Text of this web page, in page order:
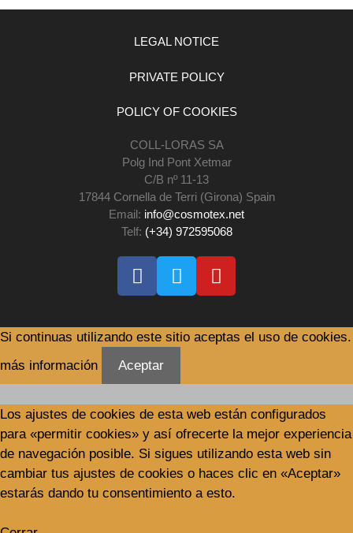
LEGAL NOTICE
PRIVATE POLICY
POLICY OF COOKIES
COLL-LORAS SA
Polg Ind Pont Xetmar
C/B nº 11-13
17844 Cornella de Terri (Girona) Spain
Email: info@cosmotex.net
Telf: (+34) 972595068
Si continuas utilizando este sitio aceptas el uso de cookies.
más información
Aceptar
Los ajustes de cookies de esta web están configurados
para «permitir cookies» y así ofrecerte la mejor experiencia
de navegación posible. Si sigues utilizando esta web sin
cambiar tus ajustes de cookies o haces clic en «Aceptar»
estarás dando tu consentimiento a esto.